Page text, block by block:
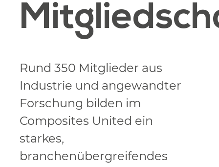
Rund 350 Mitglieder aus
Industrie und angewandter
Forschung bilden im
Composites United ein
starkes,
branchenübergreifendes